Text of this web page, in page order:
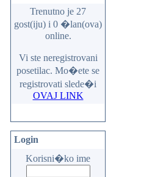
Trenutno je 27
gost(iju) i 0 �lan(ova)
online.
Vi ste neregistrovani
posetilac. Mo�ete se
registrovati slede�i
OVAJ LINK
Login
Korisni�ko ime